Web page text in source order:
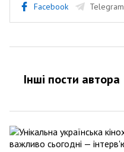
Facebook Telegram
Інші пости автора